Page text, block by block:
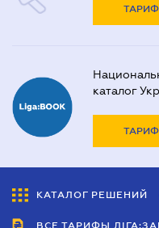
каталог
КАТАЛОГ РЕШЕНИЙ